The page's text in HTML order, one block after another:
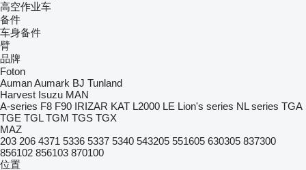
高空作业车
备件
车身备件
臂
品牌
Foton
AumanAumark BJ Tunland
Harvest Isuzu MAN
A-series F8 F90 IRIZAR KAT L2000 LE Lion's series NL series TGA
TGE TGL TGM TGS TGX
MAZ
203 206 4371 5336 5337 5340 543205 551605 630305 837300
856102 856103 870100
位置